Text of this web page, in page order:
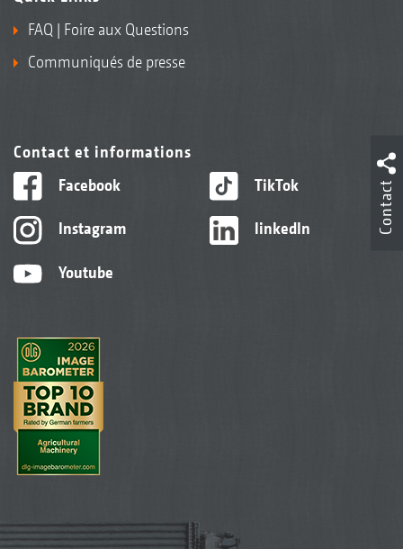
FAQ | Foire aux Questions
Communiqués de presse
Contact et informations
Facebook
Instagram
Youtube
TikTok
linkedIn Contact